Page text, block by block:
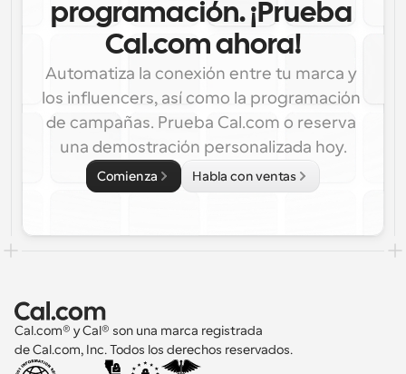
programación. ¡Prueba
Cal.com ahora!
Automatiza la conexión entre tu marca y
los influencers, así como la programación
de campañas. Prueba Cal.com o reserva
una demostración personalizada hoy.
Comienza Habla con ventas
Cal.com® y Cal® son una marca registrada
de Cal.com, Inc. Todos los derechos reservados.